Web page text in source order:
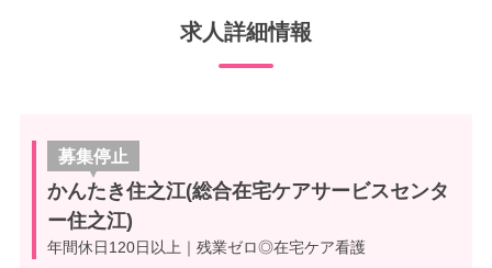
求人詳細情報
募集停止
かんたき住之江(総合在宅ケアサービスセンタ
ー住之江)
年間休日120日以上｜残業ゼロ◎在宅ケア看護